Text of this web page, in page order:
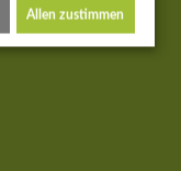
Allen zustimmen